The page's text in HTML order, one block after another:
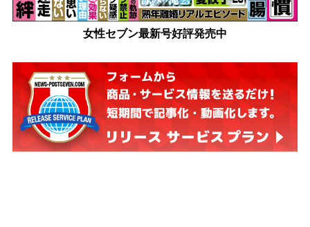
女性セブン最新号好評発売中